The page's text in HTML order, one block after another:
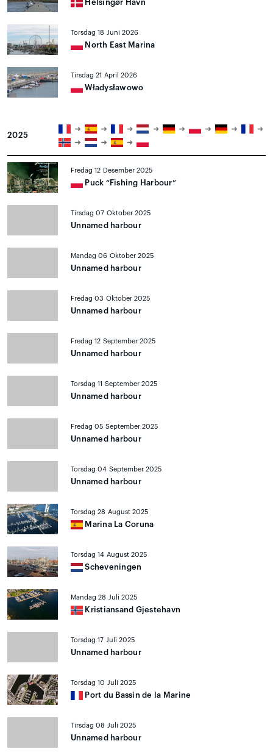
Helsingør Havn
Torsdag 18 Juni 2026
North East Marina
Tirsdag 21 April 2026
Władysławowo
2025
Fredag 12 Desember 2025
Puck “Fishing Harbour”
Tirsdag 07 Oktober 2025
Unnamed harbour
Mandag 06 Oktober 2025
Unnamed harbour
Fredag 03 Oktober 2025
Unnamed harbour
Fredag 12 September 2025
Unnamed harbour
Torsdag 11 September 2025
Unnamed harbour
Fredag 05 September 2025
Unnamed harbour
Torsdag 04 September 2025
Unnamed harbour
Torsdag 28 August 2025
Marina La Coruna
Torsdag 14 August 2025
Scheveningen
Mandag 28 Juli 2025
Kristiansand Gjestehavn
Torsdag 17 Juli 2025
Unnamed harbour
Torsdag 10 Juli 2025
Port du Bassin de la Marine
Tirsdag 08 Juli 2025
Unnamed harbour